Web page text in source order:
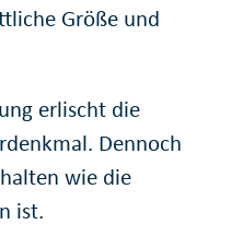
Größe und
erlischt die
Dennoch
wie die
ist.